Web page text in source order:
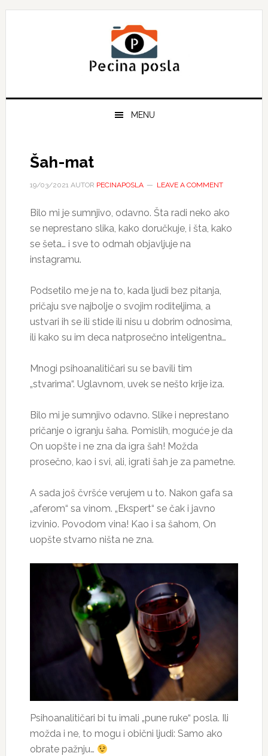
Skip
Skip
Skip
MENU
Šah-mat
19/03/2021AUTOR PECINAPOSLA LEAVE A COMMENT
Bilo mi je sumnjivo, odavno. Šta radi neko ako
se neprestano slika, kako doručkuje, i šta, kako
se šeta… i sve to odmah objavljuje na
instagramu.
Podsetilo me je na to, kada ljudi bez pitanja,
pričaju sve najbolje o svojim roditeljima, a
ustvari ih se ili stide ili nisu u dobrim odnosima,
ili kako su im deca natprosečno inteligentna…
Mnogi psihoanalitičari su se bavili tim
„stvarima“. Uglavnom, uvek se nešto krije iza.
Bilo mi je sumnjivo odavno. Slike i neprestano
pričanje o igranju šaha. Pomislih, moguće je da
On uopšte i ne zna da igra šah! Možda
prosečno, kao i svi, ali, igrati šah je za pametne.
A sada još čvršće verujem u to. Nakon gafa sa
„aferom“ sa vinom. „Ekspert“ se čak i javno
izvinio. Povodom vina! Kao i sa šahom, On
uopšte stvarno ništa ne zna.
Psihoanalitičari bi tu imali „pune ruke“ posla. Ili
možda i ne, to mogu i obični ljudi: Samo ako
obrate pažnju…